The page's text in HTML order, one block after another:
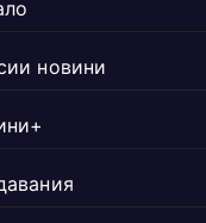
новини